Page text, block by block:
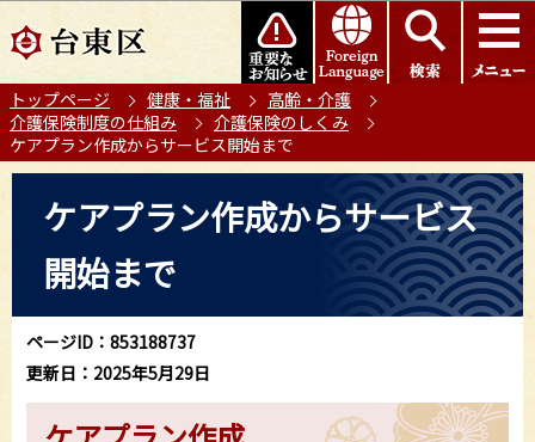
の
ー
ジ
の
このページの本文へ移動
トップページ 健康・福祉
高齢・介護
介護保険制度の仕組み
介護保険のしくみ
ケアプラン作成からサービス開始まで
ら
ケアプラン作成からサービス
開始まで
ページID：853188737
更新日：2025年5月29日